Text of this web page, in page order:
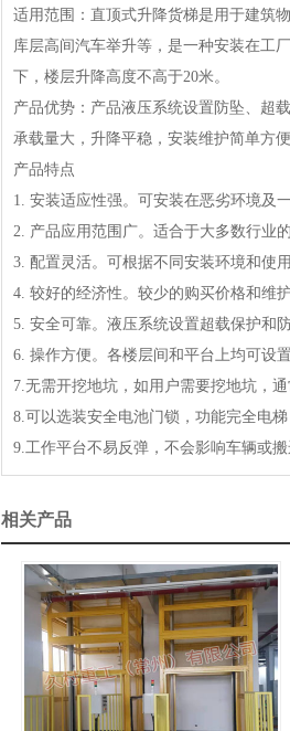
适用范围：直顶式升降货梯是用于建筑
库层高间汽车举升等，是一种安装在工
下，楼层升降高度不高于20米。
产品优势：产品液压系统设置防坠、超
承载量大，升降平稳，安装维护简单方
产品特点
1. 安装适应性强。可安装在恶劣环境及
2. 产品应用范围广。适合于大多数行业
3. 配置灵活。可根据不同安装环境和使
4. 较好的经济性。较少的购买价格和维
5. 安全可靠。液压系统设置超载保护和
6. 操作方便。各楼层间和平台上均可设
7.无需开挖地坑，如用户需要挖地坑，通
8.可以选装安全电池门锁，功能完全电梯
9.工作平台不易反弹，不会影响车辆或搬
相关产品